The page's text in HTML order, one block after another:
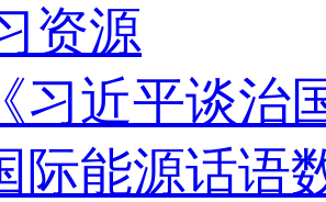
资源
《习近平谈
际能源话语